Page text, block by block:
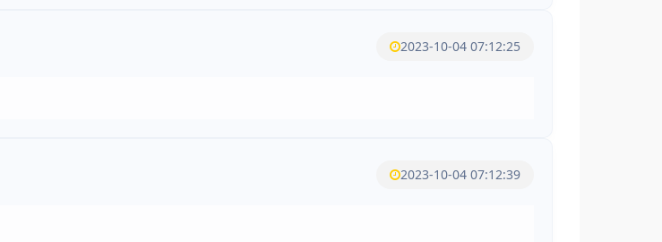
2023-10-04 07:12:25
2023-10-04 07:12:39